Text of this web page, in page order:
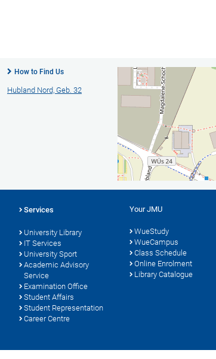
How to Find Us
Hubland Nord, Geb. 32
Services
University Library
IT Services
University Sport
Academic Advisory
Service
Examination Office
Student Affairs
Student Representation
Career Centre
Your JMU
WueStudy
WueCampus
Class Schedule
Online Enrolment
Library Catalogue